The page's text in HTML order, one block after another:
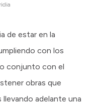
de estar en la
con los
conjunto con el
obras que
llevando adelante una